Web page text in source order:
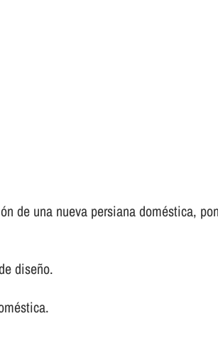
de una nueva persiana doméstica,
diseño.